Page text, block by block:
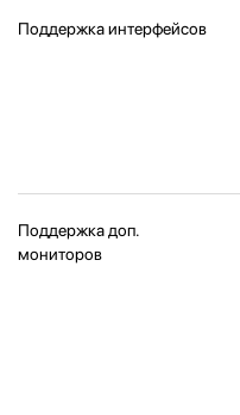
Поддержка интерфейсов
Поддержка доп.
мониторов